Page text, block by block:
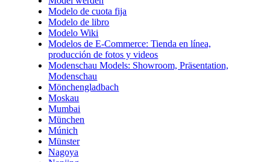
Modelo de cuota fija
Modelo de libro
Modelo Wiki
Modelos de E-Commerce: Tienda en línea,
producción de fotos y videos
Modenschau Models: Showroom, Präsentation,
Modenschau
Mönchengladbach
Moskau
Mumbai
München
Múnich
Münster
Nagoya